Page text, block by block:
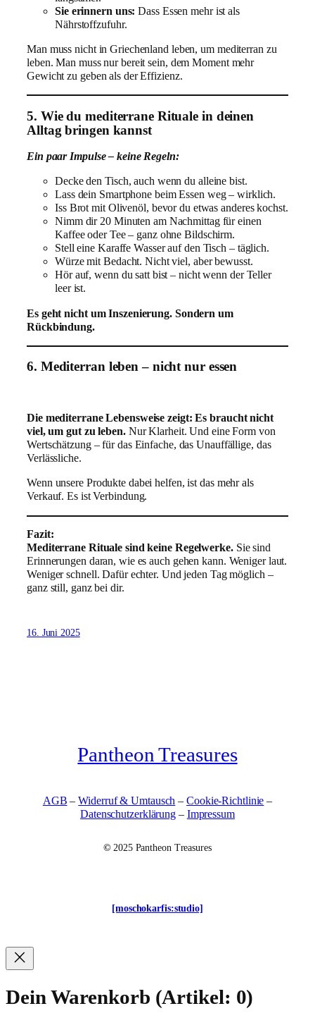
Sie erinnern uns: Dass Essen mehr ist als
Nährstoffzufuhr.
Man muss nicht in Griechenland leben, um mediterran zu
leben. Man muss nur bereit sein, dem Moment mehr
Gewicht zu geben als der Effizienz.
5. Wie du mediterrane Rituale in deinen
Alltag bringen kannst
Ein paar Impulse – keine Regeln:
Decke den Tisch, auch wenn du alleine bist.
Lass dein Smartphone beim Essen weg – wirklich.
Iss Brot mit Olivenöl, bevor du etwas anderes kochst.
Nimm dir 20 Minuten am Nachmittag für einen
Kaffee oder Tee – ganz ohne Bildschirm.
Stell eine Karaffe Wasser auf den Tisch – täglich.
Würze mit Bedacht. Nicht viel, aber bewusst.
Hör auf, wenn du satt bist – nicht wenn der Teller
leer ist.
Es geht nicht um Inszenierung. Sondern um
Rückbindung.
6. Mediterran leben – nicht nur essen
Die mediterrane Lebensweise zeigt: Es braucht nicht
viel, um gut zu leben.Nur Klarheit. Und eine Form von
Wertschätzung – für das Einfache, das Unauffällige, das
Verlässliche.
Wenn unsere Produkte dabei helfen, ist das mehr als
Verkauf. Es ist Verbindung.
Fazit:
Mediterrane Rituale sind keine Regelwerke.Sie sind
Erinnerungen daran, wie es auch gehen kann. Weniger laut.
Weniger schnell. Dafür echter. Und jeden Tag möglich –
ganz still, ganz bei dir.
16. Juni 2025
Pantheon Treasures
AGB –Widerruf & Umtausch –Cookie-Richtlinie –
Datenschutzerklärung – Impressum
© 2025 Pantheon Treasures
[moschokarfis:studio]
Dein Warenkorb (Artikel: 0)